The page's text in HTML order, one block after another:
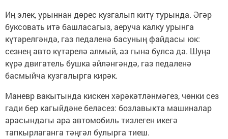
Иң элек, урыннан дөрес кузгалып китү турында. Әгәр
буксовать итә башласагыз, аеруча калку урынга
күтәрелгәндә, газ педаленә басуның файдасы юк:
сезнең авто күтәрелә алмый, аз гына булса да. Шуңа
күрә двигатель бушка әйләнгәндә, газ педаленә
басмыйча кузгалырга кирәк.
Маневр вакытында кискен хәрәкәтләнмәгез, чөнки сез
гади бер кагыйдәне беләсез: бозлавыкта машиналар
арасындагы ара автомобиль тизлеген икегә
тапкырлаганга тәңгәл булырга тиеш.